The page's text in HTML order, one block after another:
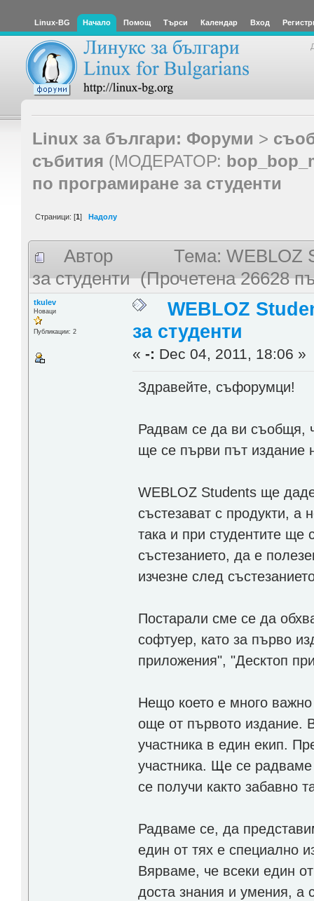
Linux-BG Начало Помощ Търси Календар Вход
Linux за българи: Форуми >
събития (МОДЕРАТОР:
по програмиране за студенти
Страници: [1] Надолу
Автор
Тема: WEBLOZ
за студенти (Прочетена 26628
tkulev
Новаци
Публикации: 2
WEBLOZ
за студенти
«-: Dec 04, 2011, 18:06 »
Здравейте, съфорумци!
Радвам се да ви съобщя,
ще се първи път издание
WEBLOZ Students ще
състезават с продукти, а
така и при студентите ще
състезанието, да е
изчезне след
Постарали сме се да
софтуер, като за първо
приложения", "Десктоп
Нещо което е много
още от първото издание.
участника в един екип.
участника. Ще се
се получи както забавно
Радваме се, да
един от тях е специално
Вярваме, че всеки един
доста знания и умения, а